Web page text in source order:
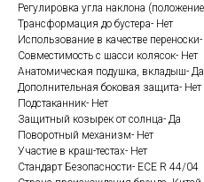
Регулировка угла наклона
Трансформация до бустера- Нет
Использование в качестве
Совместимость с шасси колясок- Нет
Анатомическая подушка, вкладыш- Да
Дополнительная боковая защита- Нет
Подстаканник- Нет
Защитный козырек от солнца- Да
Поворотный механизм- Нет
Участие в краш-тестах- Нет
Стандарт Безопасности- ECE R 44/04